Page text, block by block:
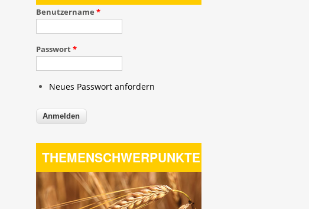
Benutzername *
Passwort*
Neues Passwort anfordern
THEMENSCHWERPUNKTE